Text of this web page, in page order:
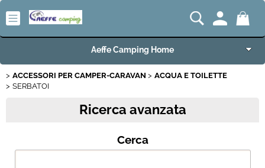
Aeffe Camping Home
Articoli per Camper e Caravan
Articoli VW Collection
Articoli per Campeggio e Giardino
ACCESSORI PER CAMPER-CARAVAN
ACQUA E TOILETTE
SERBATOI
Ricerca avanzata
Cerca